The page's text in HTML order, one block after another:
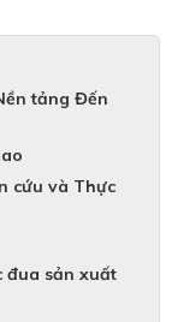
tảng Đến
cứu và Thực
đua sản xuất